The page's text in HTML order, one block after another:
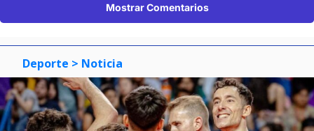
Mostrar Comentarios
Deporte > Noticia